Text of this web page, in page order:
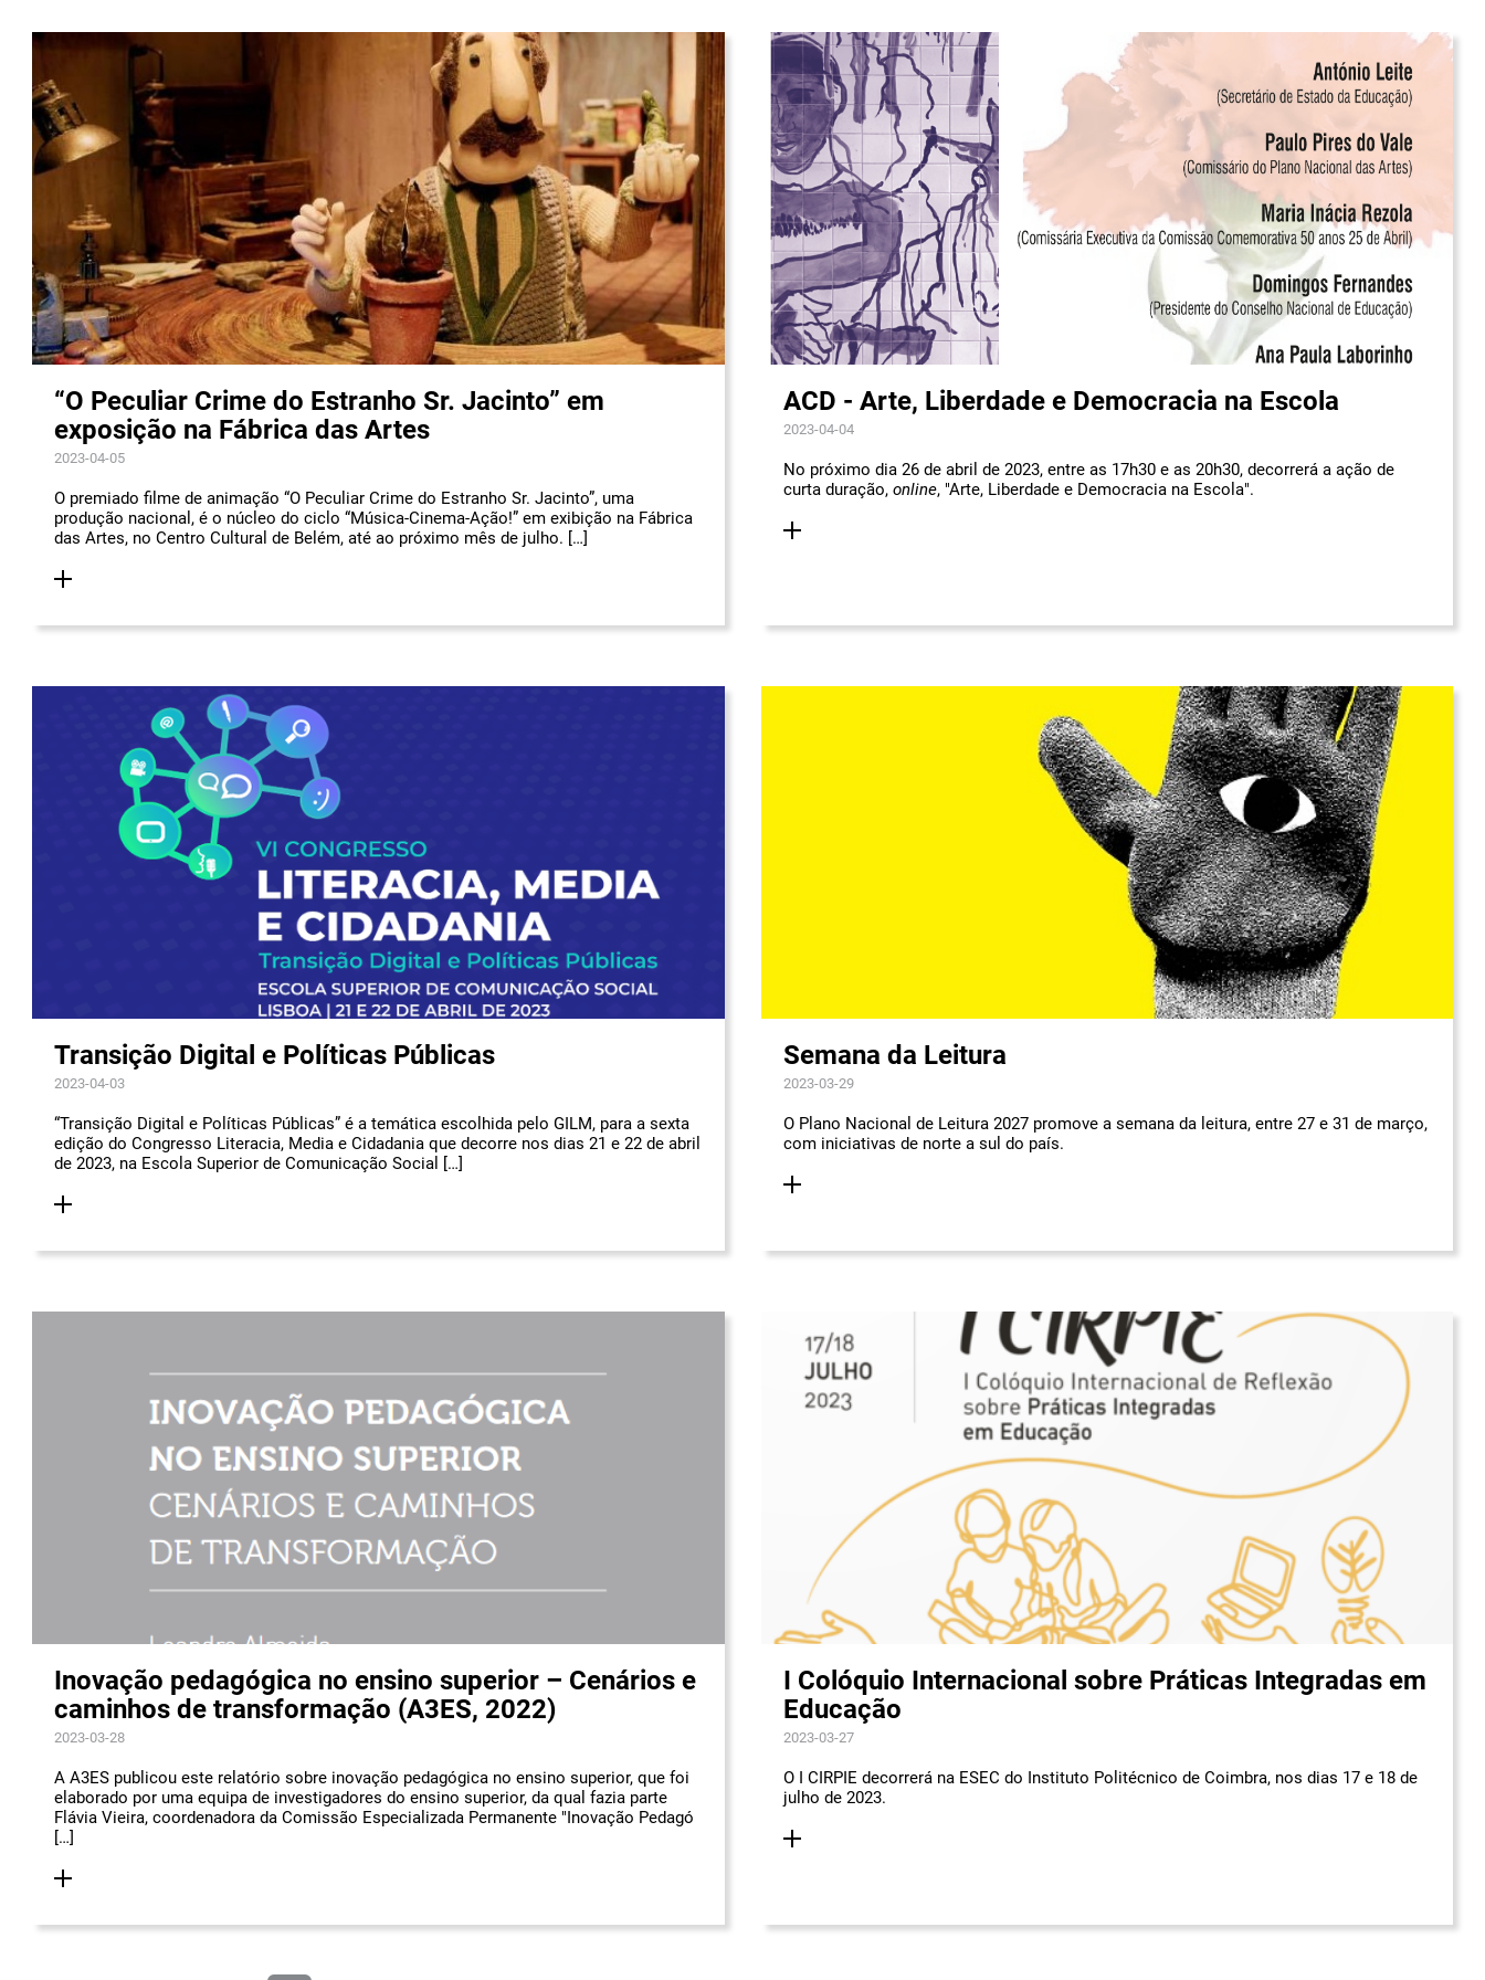
“O Peculiar Crime do Estranho Sr. Jacinto” em
exposição na Fábrica das Artes
2023-04-05
O premiado filme de animação “O Peculiar Crime do Estranho Sr. Jacinto”, uma
produção nacional, é o núcleo do ciclo “Música-Cinema-Ação!” em exibição na Fábrica
das Artes, no Centro Cultural de Belém, até ao próximo mês de julho. […]
ACD - Arte, Liberdade e Democracia na Escola
2023-04-04
No próximo dia 26 de abril de 2023, entre as 17h30 e as 20h30, decorrerá a ação de
curta duração, online, "Arte, Liberdade e Democracia na Escola".
Transição Digital e Políticas Públicas
2023-04-03
“Transição Digital e Políticas Públicas” é a temática escolhida pelo GILM, para a sexta
edição do Congresso Literacia, Media e Cidadania que decorre nos dias 21 e 22 de abril
de 2023, na Escola Superior de Comunicação Social […]
Semana da Leitura
2023-03-29
O Plano Nacional de Leitura 2027 promove a semana da leitura, entre 27 e 31 de março,
com iniciativas de norte a sul do país.
Inovação pedagógica no ensino superior – Cenários e
caminhos de transformação (A3ES, 2022)
2023-03-28
A A3ES publicou este relatório sobre inovação pedagógica no ensino superior, que foi
elaborado por uma equipa de investigadores do ensino superior, da qual fazia parte
Flávia Vieira, coordenadora da Comissão Especializada Permanente "Inovação Pedagó
[…]
I Colóquio Internacional sobre Práticas Integradas em
Educação
2023-03-27
O I CIRPIE decorrerá na ESEC do Instituto Politécnico de Coimbra, nos dias 17 e 18 de
julho de 2023.